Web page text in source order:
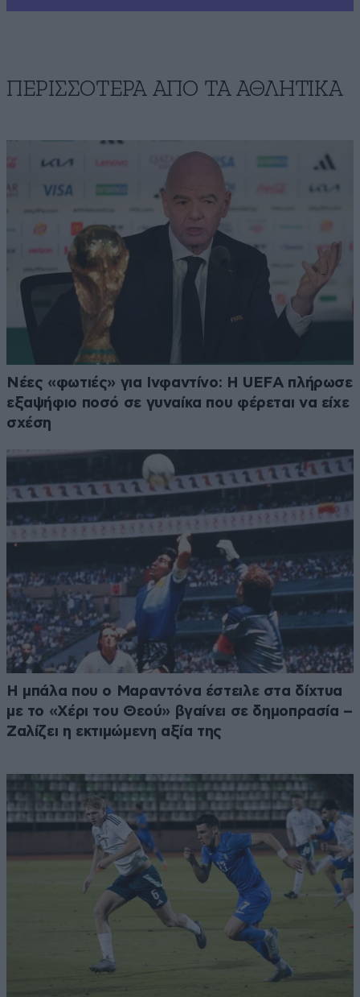
ΠΕΡΙΣΣΟΤΕΡΑ ΑΠΟ ΤA ΑΘΛΗΤΙΚΑ
Νέες «φωτιές» για Ινφαντίνο: Η UEFA πλήρωσε
εξαψήφιο ποσό σε γυναίκα που φέρεται να είχε
σχέση
Η μπάλα που ο Μαραντόνα έστειλε στα δίχτυα
με το «Χέρι του Θεού» βγαίνει σε δημοπρασία –
Ζαλίζει η εκτιμώμενη αξία της